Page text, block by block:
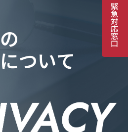
緊
急
対
応
窓
口
の
について